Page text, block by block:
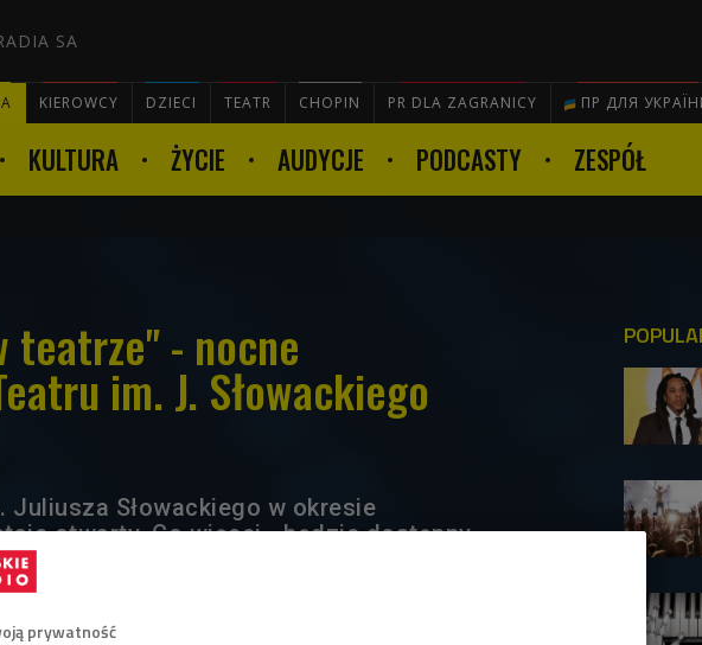
SA
KIEROWCY DZIECI TEATR CHOPIN PR DLA ZAGRANICY ПР ДЛЯ

KULTURA ŻYCIE AUDYCJE PODCASTY ZESPÓŁ
teatrze" - nocne
im. J. Słowackiego
Juliusza Słowackiego w okresie
otwarty. Co więcej - będzie dostępny
spektaklu "Zagubieni w teatrze" można
dla widzów. Sprawdzamy na
liczyć zwiedzający.
prywatność